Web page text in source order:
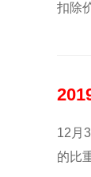
扣除
12月
的比